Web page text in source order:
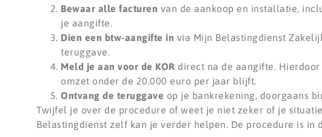
Bewaar alle facturen van de aankoop en installatie,
je aangifte.
Dien een btw-aangifte in via Mijn Belastingdienst
teruggave.
Meld je aan voor de KOR direct na de aangifte.
omzet onder de 20.000 euro per jaar blijft.
Ontvang de teruggave op je bankrekening, doorgaans
Twijfel je over de procedure of weet je niet zeker of je
Belastingdienst zelf kan je verder helpen. De procedure is